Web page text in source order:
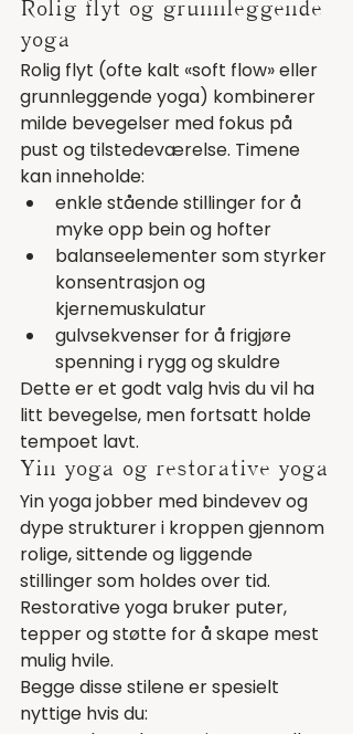
Rolig flyt og grunnleggende
yoga
Rolig flyt (ofte kalt «soft flow» eller
grunnleggende yoga) kombinerer
milde bevegelser med fokus på
pust og tilstedeværelse. Timene
kan inneholde:
enkle stående stillinger for å
myke opp bein og hofter
balanseelementer som styrker
konsentrasjon og
kjernemuskulatur
gulvsekvenser for å frigjøre
spenning i rygg og skuldre
Dette er et godt valg hvis du vil ha
litt bevegelse, men fortsatt holde
tempoet lavt.
Yin yoga og restorative yoga
Yin yoga jobber med bindevev og
dype strukturer i kroppen gjennom
rolige, sittende og liggende
stillinger som holdes over tid.
Restorative yoga bruker puter,
tepper og støtte for å skape mest
mulig hvile.
Begge disse stilene er spesielt
nyttige hvis du: